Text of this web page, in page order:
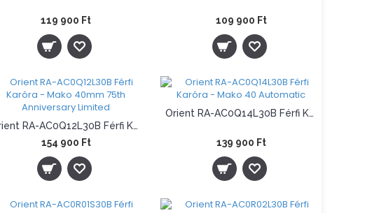
119 900 Ft 109 900 Ft
Orient RA-AC0Q12L30B Férfi Karóra - Mako 40mm 75th Anniversary Limited
154 900 Ft
Orient RA-AC0Q14L30B Férfi Karóra - Mako 40 Automatic
139 900 Ft